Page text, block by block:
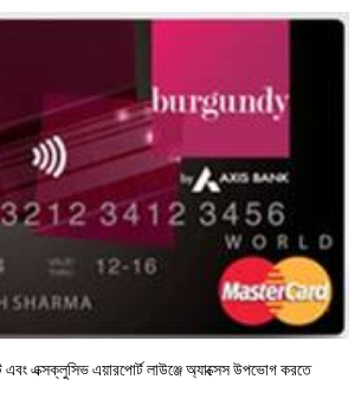
এক্সক্লুসিভ এয়ারপোর্ট লাউঞ্জে অ্যাক্সেস উপভোগ করতে